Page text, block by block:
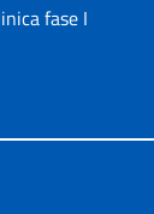
fase I